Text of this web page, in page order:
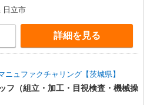
日立市
詳細を見る
ュファクチャリング【茨城県】
フ（組立・加工・目視検査・機械操